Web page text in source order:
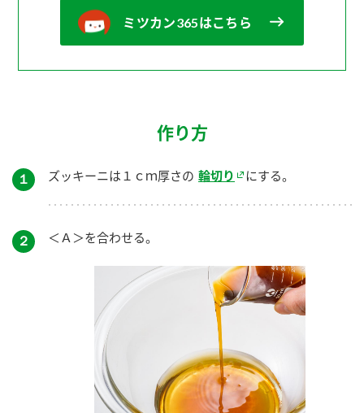
ミツカン365はこちら
作り方
１ ズッキーニは１ｃｍ厚さの 輪切り にする。
２ ＜Ａ＞を合わせる。